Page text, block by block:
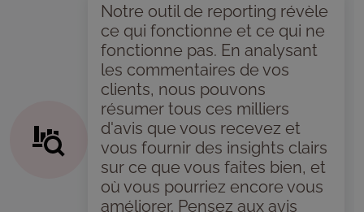
Notre outil de reporting révèle
ce qui fonctionne et ce qui ne
fonctionne pas. En analysant
les commentaires de vos
clients, nous pouvons
résumer tous ces milliers
d'avis que vous recevez et
vous fournir des insights clairs
sur ce que vous faites bien, et
où vous pourriez encore vous
améliorer. Pensez aux avis